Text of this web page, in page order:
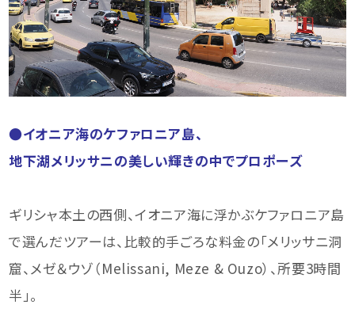
●イオニア海のケファロニア島、
地下湖メリッサニの美しい輝きの中でプロポーズ
ギリシャ本土の西側、イオニア海に浮かぶケファロニア島
で選んだツアーは、比較的手ごろな料金の「メリッサニ洞
窟、メゼ＆ウゾ（Melissani, Meze & Ouzo）、所要3時間
半」。